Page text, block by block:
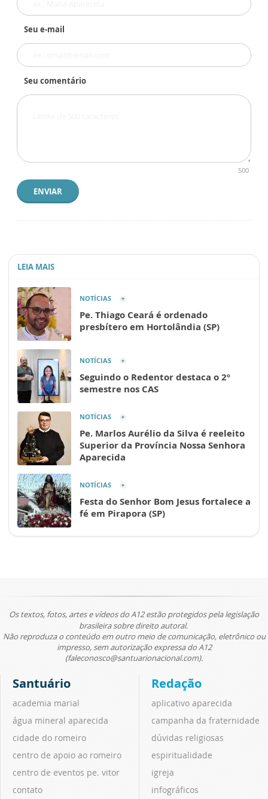
Seu e-mail
Seu comentário
500
ENVIAR
LEIA MAIS
NOTÍCIAS
Pe. Thiago Ceará é ordenado
presbítero em Hortolândia (SP)
NOTÍCIAS
Seguindo o Redentor destaca o 2º
semestre nos CAS
NOTÍCIAS
Pe. Marlos Aurélio da Silva é reeleito
Superior da Província Nossa Senhora
Aparecida
NOTÍCIAS
Festa do Senhor Bom Jesus fortalece a
fé em Pirapora (SP)
Os textos, fotos, artes e vídeos do A12 estão protegidos pela legislação
brasileira sobre direito autoral.
Não reproduza o conteúdo em outro meio de comunicação, eletrônico ou
impresso, sem autorização expressa do A12
(faleconosco@santuarionacional.com).
Santuário
academia marial
água mineral aparecida
cidade do romeiro
centro de apoio ao romeiro
centro de eventos pe. vitor
contato
Redação
aplicativo aparecida
campanha da fraternidade
dúvidas religiosas
espiritualidade
igreja
infográficos